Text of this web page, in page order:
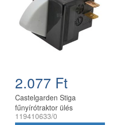
2.077 Ft
Castelgarden Stiga
fűnyírótraktor ülés
mikrokapcsoló 119410633/0
119410633/0